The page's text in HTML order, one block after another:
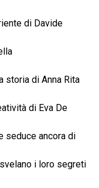
di Davide
storia di Anna Rita
di Eva De
seduce ancora di
i loro segreti